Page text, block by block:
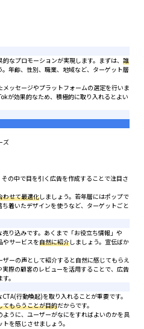
なプロモーションが実現します。まずは、 誰
。年齢、性別、職業、地域など、ターゲット層
ッセージやプラットフォームの選定を行いま
が効果的なため、積極的に取り入れるとよい
ズ
の中で目を引く広告を作成することで注目さ
わせて最適化しましょう。若年層にはポップで
着いたデザインを使うなど、ターゲットごと
り込みです。あくまで「お役立ち情報」や
やサービスを自然に紹介しましょう。宣伝ばか
ーの声として紹介すると自然に感じてもらえ
際の顧客のレビューを活用することで、広告
。
行動喚起)を取り入れることが重要です。
てもらうことが目的だからです。
ように、ユーザーがなにをすればよいのかを具
を感じさせましょう。